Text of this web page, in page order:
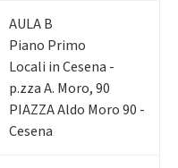
AULA B
Piano Primo
Locali in Cesena -
p.zza A. Moro, 90
PIAZZA Aldo Moro 90 -
Cesena